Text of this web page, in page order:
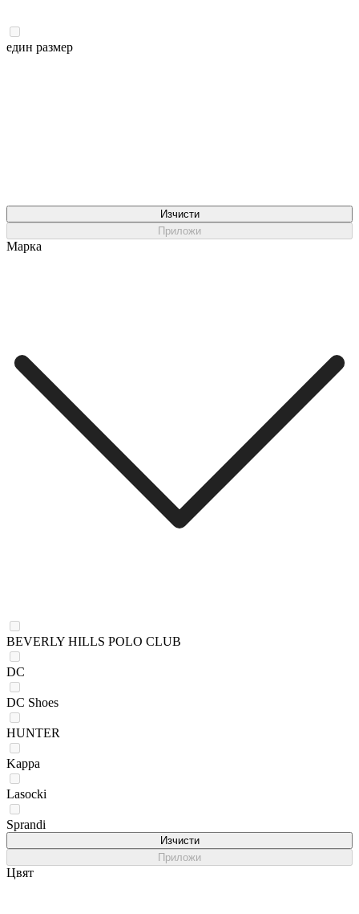
един размер
Изчисти
Приложи
Марка
BEVERLY HILLS POLO CLUB
DC
DC Shoes
HUNTER
Kappa
Lasocki
Sprandi
Изчисти
Приложи
Цвят